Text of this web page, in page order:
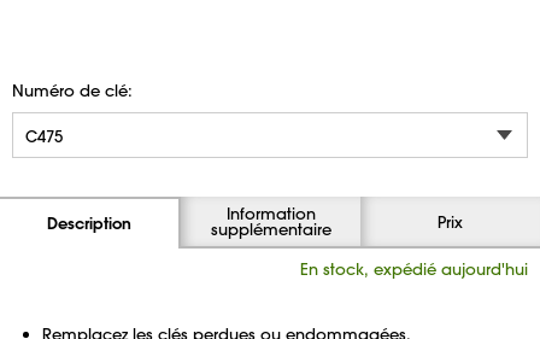
Numéro de clé:
Description Information
supplémentaire Prix
En stock, expédié aujourd'hui
Remplacez les clés perdues ou endommagées.